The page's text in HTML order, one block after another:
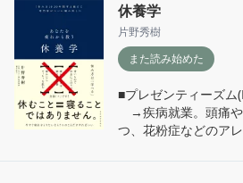
『痛み・発熱・疲労
大生体アラート』
休養学
片野秀樹
また読み始めた
■プレゼンティーズ
→疾病就業。頭痛や
つ、花粉症などのア